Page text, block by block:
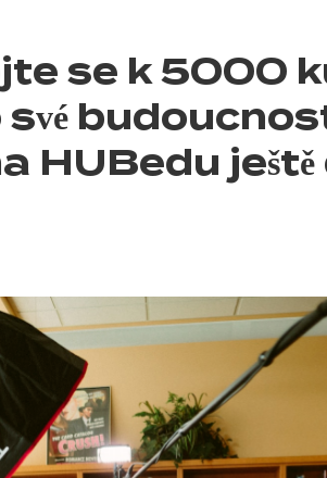
se k 5000
HUBedu